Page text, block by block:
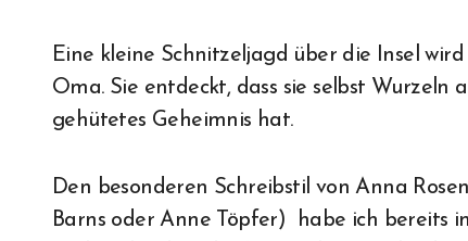
Eine kleine Schnitzeljagd über die Insel
Oma. Sie entdeckt, dass sie selbst
gehütetes Geheimnis hat.
Den besonderen Schreibstil von Anna
Barns oder Anne Töpfer) habe ich bereits